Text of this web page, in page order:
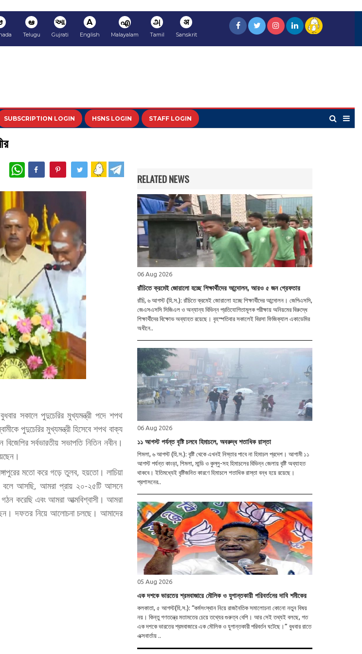
ఆ
Telugu
આ
Gujrati
A
English
എ
Malayalam
அ
Tamil
अ
Sanskrit
SUBSCRIPTION LOGIN HSNS LOGIN STAFF LOGIN
WhatsApp
সকালে পুদুচেরির মুখ্যমন্ত্রী পদে শপথ
পুদুচেরির মুখ্যমন্ত্রী হিসেবে শপথ বাক্য
সর্বভারতীয় সভাপতি নিতিন নবীন।
মতো করে গড়ে তুলব, হয়তো। লাচিয়া
বলে আসছি, আমরা প্রায় ২০-২৫টি আসনে
গঠন করেছি এবং আমরা আত্মবিশ্বাসী। আমরা
দফতর নিয়ে আলোচনা চলছে। আমাদের
RELATED NEWS
06 Aug 2026
রাঁচিতে ক্রমেই জোরালো হচ্ছে শিক্ষার্থীদের আন্দোলন, আরও ৫ জন গ্রেফতার
রাঁচি, ৬ আগস্ট (হি.স.): রাঁচিতে ক্রমেই জোরালো হচ্ছে শিক্ষার্থীদের আন্দোলন। জেপিএসসি,
জেএসএসসি সিজিএল ও অন্যান্য বিভিন্ন প্রতিযোগিতামূলক পরীক্ষায় অনিয়মের বিরুদ্ধে
শিক্ষার্থীদের বিক্ষোভ অব্যাহত রয়েছে। বৃহস্পতিবার সকালেই বিরসা ফিজিক্যাল একাডেমির
অধীনে..
06 Aug 2026
১১ আগস্ট পর্যন্ত বৃষ্টি চলবে হিমাচলে, অবরুদ্ধ শতাধিক রাস্তা
শিমলা, ৬ আগস্ট (হি.স.): বৃষ্টি থেকে এখনই নিস্তার পাবে না হিমাচল প্রদেশ। আগামী ১১
আগস্ট পর্যন্ত কাংড়া, শিমলা, মান্ডি ও কুল্লু-সহ হিমাচলের বিভিন্ন জেলায় বৃষ্টি অব্যাহত
থাকবে। ইতিমধ্যেই বৃষ্টিজনিত কারণে হিমাচলে শতাধিক রাস্তা বন্ধ হয়ে রয়েছে।
প্রশাসনের..
05 Aug 2026
এক দশকে ভারতের শ্রমবাজারে মৌলিক ও যুগান্তকারী পরিবর্তনের দাবি শমীকের
কলকাতা, ৫ আগস্ট(হি.স.): “কর্মসংস্থান নিয়ে রাজনৈতিক সমালোচনা কোনো নতুন বিষয়
নয়। কিন্তু গণতন্ত্রে মতামতের চেয়ে তথ্যের গুরুত্ব বেশি। আর সেই তথ্যই বলছে, গত
এক দশকে ভারতের শ্রমবাজারে এক মৌলিক ও যুগান্তকারী পরিবর্তন ঘটেছে।” বুধবার রাতে
এক্সবার্তায় ..